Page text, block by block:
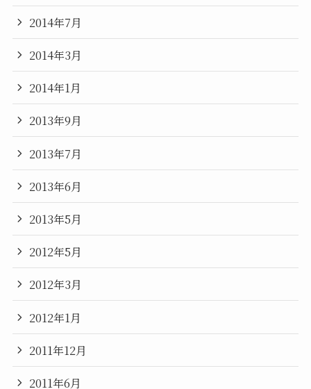
2014年7月
2014年3月
2014年1月
2013年9月
2013年7月
2013年6月
2013年5月
2012年5月
2012年3月
2012年1月
2011年12月
2011年6月